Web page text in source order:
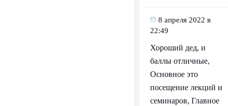
8 апреля 2022 в
22:49
Хороший дед, и
баллы отличные,
Основное это
посещение лекций и
семинаров, Главное